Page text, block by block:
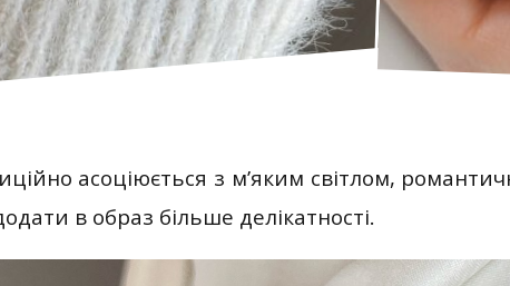
асоціюється з м’яким світлом,
в образ більше делікатності.